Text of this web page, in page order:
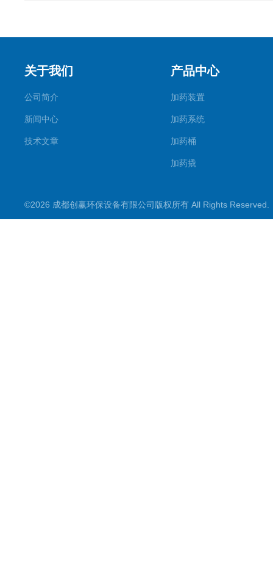
关于我们
公司简介
新闻中心
技术文章
产品中心
加药装置
加药系统
加药桶
加药撬
加酸装置
©2026 成都创赢环保设备有限公司版权所有 All Rights